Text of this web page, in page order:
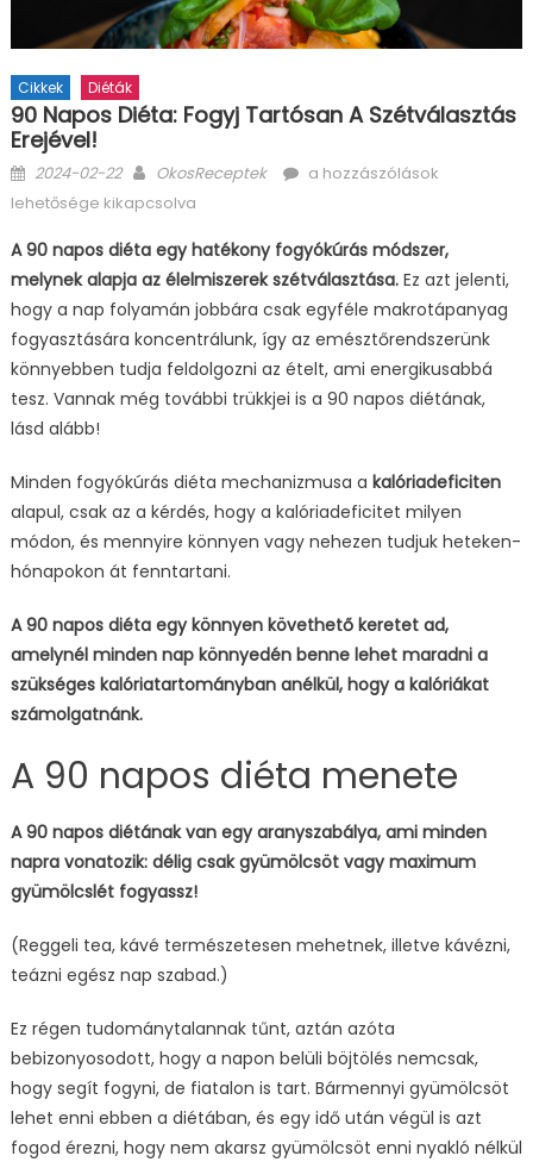
Cikkek Diéták
90 Napos Diéta: Fogyj Tartósan A Szétválasztás
Erejével!
Posted
on
2024-02-22 Author
OkosReceptek
90
Fogyj
tartósan
a
szétválasztás
erejével!
bejegyzéshez
a hozzászólások
lehetősége kikapcsolva
A 90 napos diéta egy hatékony fogyókúrás módszer,
melynek alapja az élelmiszerek szétválasztása. Ez azt jelenti,
hogy a nap folyamán jobbára csak egyféle makrotápanyag
fogyasztására koncentrálunk, így az emésztőrendszerünk
könnyebben tudja feldolgozni az ételt, ami energikusabbá
tesz. Vannak még további trükkjei is a 90 napos diétának,
lásd alább!
Minden fogyókúrás diéta mechanizmusa a kalóriadeficiten
alapul, csak az a kérdés, hogy a kalóriadeficitet milyen
módon, és mennyire könnyen vagy nehezen tudjuk heteken-
hónapokon át fenntartani.
A 90 napos diéta egy könnyen követhető keretet ad,
amelynél minden nap könnyedén benne lehet maradni a
szükséges kalóriatartományban anélkül, hogy a kalóriákat
számolgatnánk.
A 90 napos diéta menete
A 90 napos diétának van egy aranyszabálya, ami minden
napra vonatozik: délig csak gyümölcsöt vagy maximum
gyümölcslét fogyassz!
(Reggeli tea, kávé természetesen mehetnek, illetve kávézni,
teázni egész nap szabad.)
Ez régen tudománytalannak tűnt, aztán azóta
bebizonyosodott, hogy a napon belüli böjtölés nemcsak,
hogy segít fogyni, de fiatalon is tart. Bármennyi gyümölcsöt
lehet enni ebben a diétában, és egy idő után végül is azt
fogod érezni, hogy nem akarsz gyümölcsöt enni nyakló nélkül